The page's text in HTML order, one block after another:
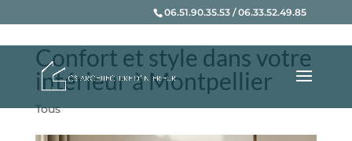
06.51.90.35.53 / 06.33.52.49.85
Confort et style dans votre
intérieur à Montpellier
Tous